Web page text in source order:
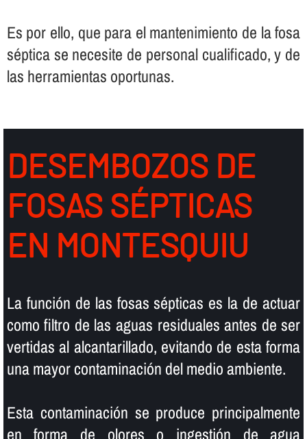
Es por ello, que para el mantenimiento de la fosa
séptica se necesite de personal cualificado, y de
las herramientas oportunas.
DESEMBOZOS DE
FOSAS SÉPTICAS
EN MONTESQUIU
La función de las fosas sépticas es la de actuar
como filtro de las aguas residuales antes de ser
vertidas al alcantarillado, evitando de esta forma
una mayor contaminación del medio ambiente.
Esta contaminación se produce principalmente
en forma de olores o ingestión de agua